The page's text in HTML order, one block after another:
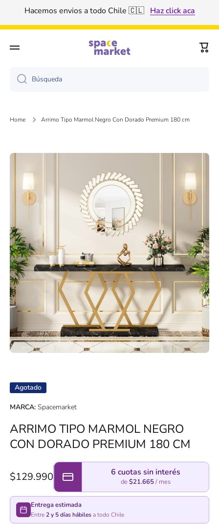
Ir directamente al contenido
Tenemos descuento por volumen de producto 🤑
Búsqueda
Home Arrimo Tipo Marmol Negro Con Dorado Premium 180 cm
Ir directamente a la información del producto
Agotado
MARCA: Spacemarket
ARRIMO TIPO MARMOL NEGRO
CON DORADO PREMIUM 180 CM
$129.990 6 cuotas sin interés
de$21.665/ mes
Entrega estimada
Entre2 y 5 días hábilesa todo Chile